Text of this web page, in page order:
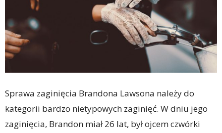
Sprawa zaginięcia Brandona Lawsona należy do
kategorii bardzo nietypowych zaginięć. W dniu jego
zaginięcia, Brandon miał 26 lat, był ojcem czwórki